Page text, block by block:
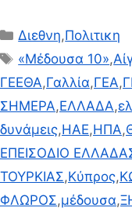
Κατηγορίες
Διεθνη,Πολιτικη
Ετικέτες
«Μέδουσα 10»,
ΓΕΕΘΑ,Γαλλία,ΓΕΑ,
ΣΗΜΕΡΑ,ΕΛΛΑΔΑ,
δυνάμεις,ΗΑΕ,ΗΠΑ,
ΕΠΕΙΣΟΔΙΟ
ΤΟΥΡΚΙΑΣ,Κύπρος,
ΦΛΩΡΟΣ,μέδουσα,